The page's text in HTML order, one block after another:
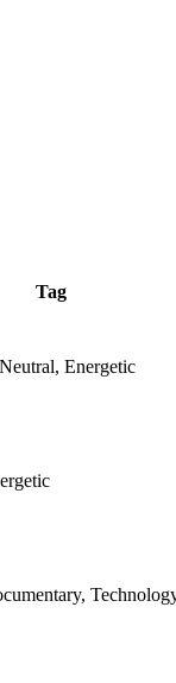
Tag
Energetic